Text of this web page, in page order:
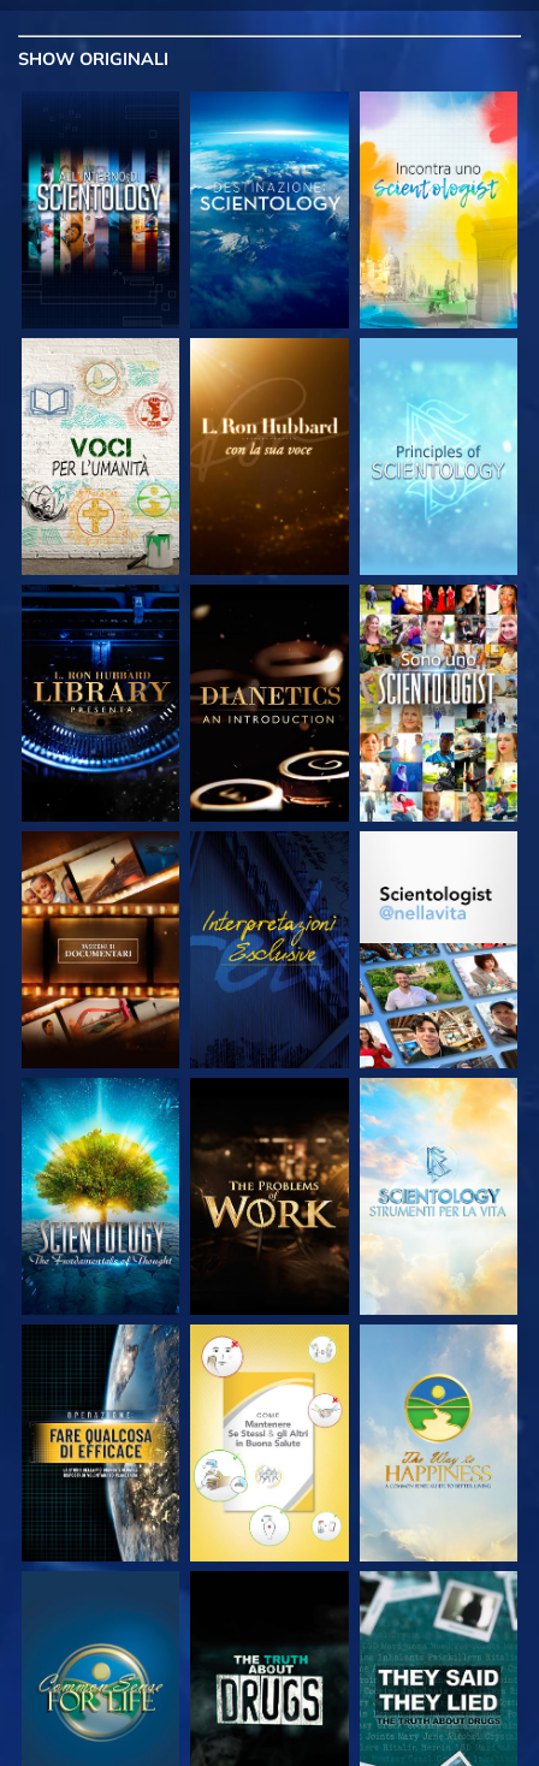
SHOW ORIGINALI
ESPLORA LE
SERIE
ESPLORA LE
SERIE
ESPLORA LE
SERIE
ESPLORA LE
SERIE
ESPLORA LE
SERIE
GUARDA
ESPLORA LE
SERIE
GUARDA
ESPLORA LE
ESPLORA LE
SERIE
ESPLORA LE
SERIE
ESPLORA LE
SERIE
GUARDA GUARDA GUARDA
GUARDA GUARDA GUARDA